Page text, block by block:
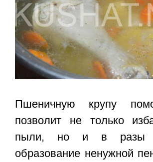
Пшеничную крупу
позволит не только
пыли, но и в разы
образование ненужной